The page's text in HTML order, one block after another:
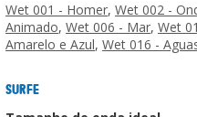
Wet 001 - Homer, Wet 002 -
Animado, Wet 006 - Mar, Wet
Amarelo e Azul, Wet 016 -
SURFE